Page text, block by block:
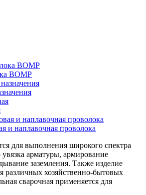
ВОМР
и наплавочная проволока
для выполнения широкого спектра
увязка арматуры, армирование
заземления. Также изделие
различных хозяйственно-бытовых
сварочная применяется для